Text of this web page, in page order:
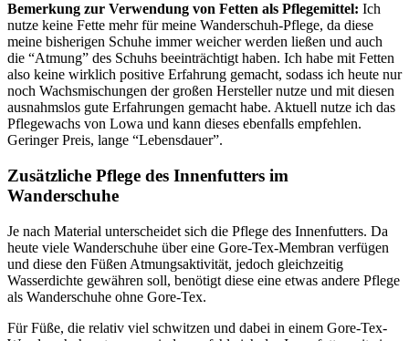
Bemerkung zur Verwendung von Fetten als Pflegemittel: Ich
nutze keine Fette mehr für meine Wanderschuh-Pflege, da diese
meine bisherigen Schuhe immer weicher werden ließen und auch
die “Atmung” des Schuhs beeinträchtigt haben. Ich habe mit Fetten
also keine wirklich positive Erfahrung gemacht, sodass ich heute nur
noch Wachsmischungen der großen Hersteller nutze und mit diesen
ausnahmslos gute Erfahrungen gemacht habe. Aktuell nutze ich das
Pflegewachs von Lowa und kann dieses ebenfalls empfehlen.
Geringer Preis, lange “Lebensdauer”.
Zusätzliche Pflege des Innenfutters im
Wanderschuhe
Je nach Material unterscheidet sich die Pflege des Innenfutters. Da
heute viele Wanderschuhe über eine Gore-Tex-Membran verfügen
und diese den Füßen Atmungsaktivität, jedoch gleichzeitig
Wasserdichte gewähren soll, benötigt diese eine etwas andere Pflege
als Wanderschuhe ohne Gore-Tex.
Für Füße, die relativ viel schwitzen und dabei in einem Gore-Tex-